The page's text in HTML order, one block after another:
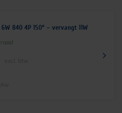
6W 840 4P 150° – vervangt 11W